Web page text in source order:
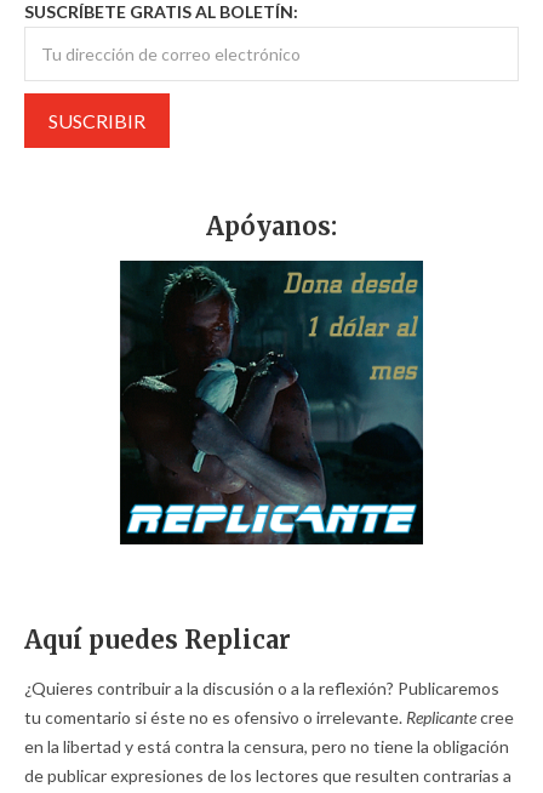
SUSCRÍBETE GRATIS AL BOLETÍN:
Apóyanos:
Aquí puedes Replicar
¿Quieres contribuir a la discusión o a la reflexión? Publicaremos
tu comentario si éste no es ofensivo o irrelevante. Replicantecree
en la libertad y está contra la censura, pero no tiene la obligación
de publicar expresiones de los lectores que resulten contrarias a